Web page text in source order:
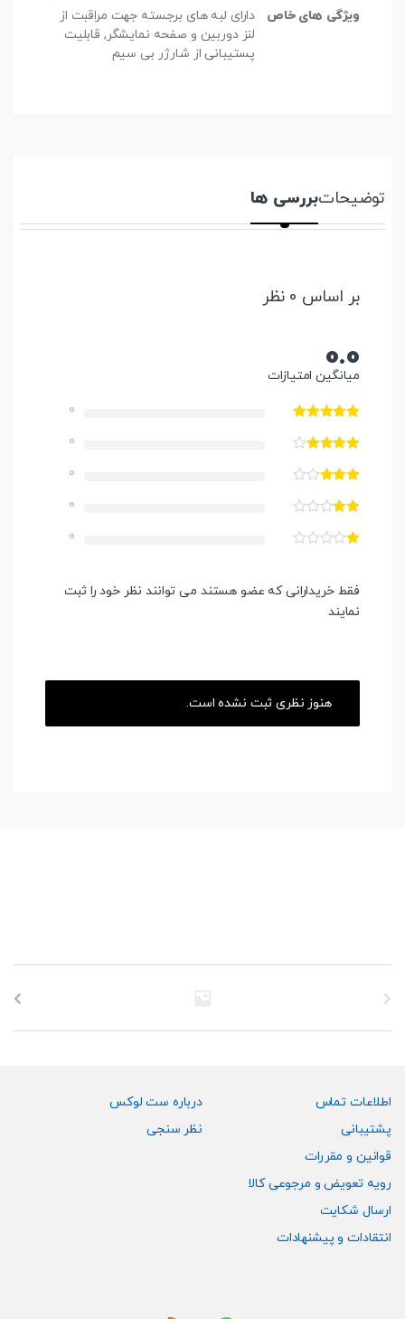
ویژگی های خاص
دارای لبه های برجسته جهت مراقبت از
لنز دوربین و صفحه نمایشگر, قابلیت
پستیبانی از شارژر بی سیم
توضیحاتبررسی ها
بر اساس 0 نظر
0.0
میانگین امتیازات
0
0
0
0
0
فقط خریدارانی که عضو هستند می توانند نظر خود را ثبت
نمایند
هنوز نظری ثبت نشده است.
اطلاعات تماس
پشتیبانی
قوانین و مقررات
رویه تعویض و مرجوعی کالا
ارسال شکایت
انتقادات و پیشنهادات
درباره ست لوکس
نظر سنجی